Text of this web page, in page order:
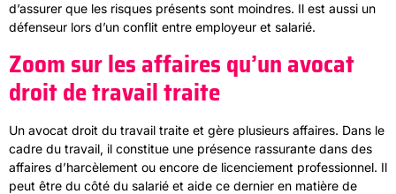
d’assurer que les risques présents sont moindres. Il est aussi un
défenseur lors d’un conflit entre employeur et salarié.
Zoom sur les affaires qu’un avocat
droit de travail traite
Un avocat droit du travail traite et gère plusieurs affaires. Dans le
cadre du travail, il constitue une présence rassurante dans des
affaires d’harcèlement ou encore de licenciement professionnel. Il
peut être du côté du salarié et aide ce dernier en matière de